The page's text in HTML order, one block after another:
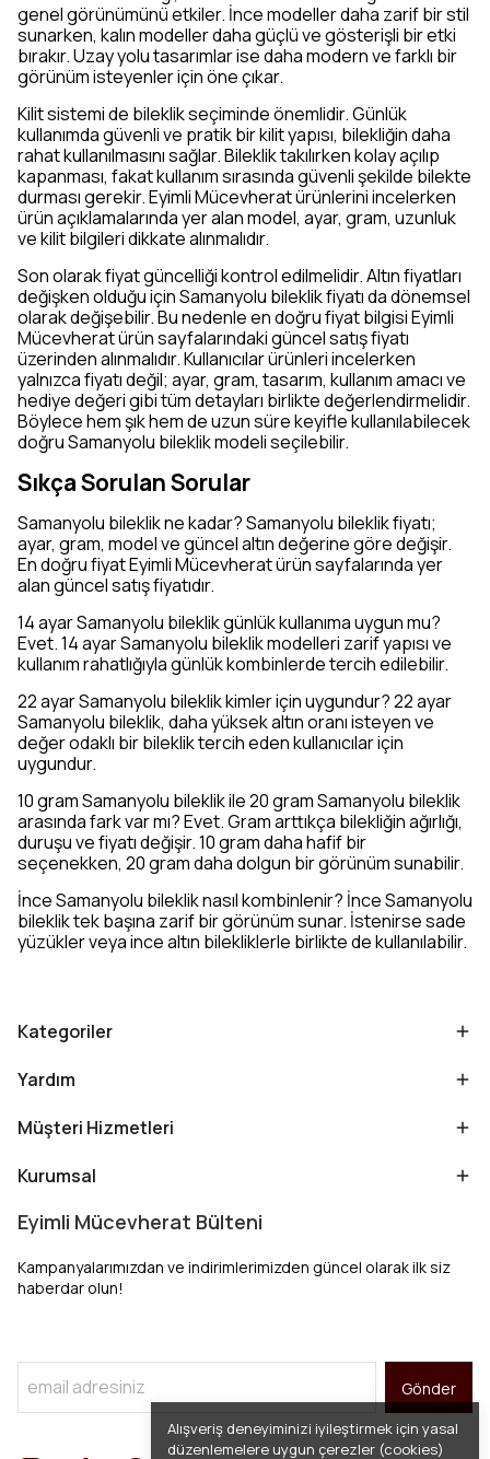
Alışveriş deneyiminizi iyileştirmek için yasal
düzenlemelere uygun çerezler (cookies)
genel görünümünü etkiler. İnce modeller daha zarif bir stil
sunarken, kalın modeller daha güçlü ve gösterişli bir etki
bırakır. Uzay yolu tasarımlar ise daha modern ve farklı bir
görünüm isteyenler için öne çıkar.
Kilit sistemi de bileklik seçiminde önemlidir. Günlük
kullanımda güvenli ve pratik bir kilit yapısı, bilekliğin daha
rahat kullanılmasını sağlar. Bileklik takılırken kolay açılıp
kapanması, fakat kullanım sırasında güvenli şekilde bilekte
durması gerekir. Eyimli Mücevherat ürünlerini incelerken
ürün açıklamalarında yer alan model, ayar, gram, uzunluk
ve kilit bilgileri dikkate alınmalıdır.
Son olarak fiyat güncelliği kontrol edilmelidir. Altın fiyatları
değişken olduğu için Samanyolu bileklik fiyatı da dönemsel
olarak değişebilir. Bu nedenle en doğru fiyat bilgisi Eyimli
Mücevherat ürün sayfalarındaki güncel satış fiyatı
üzerinden alınmalıdır. Kullanıcılar ürünleri incelerken
yalnızca fiyatı değil; ayar, gram, tasarım, kullanım amacı ve
hediye değeri gibi tüm detayları birlikte değerlendirmelidir.
Böylece hem şık hem de uzun süre keyifle kullanılabilecek
doğru Samanyolu bileklik modeli seçilebilir.
Sıkça Sorulan Sorular
Samanyolu bileklik ne kadar? Samanyolu bileklik fiyatı;
ayar, gram, model ve güncel altın değerine göre değişir.
En doğru fiyat Eyimli Mücevherat ürün sayfalarında yer
alan güncel satış fiyatıdır.
14 ayar Samanyolu bileklik günlük kullanıma uygun mu?
Evet. 14 ayar Samanyolu bileklik modelleri zarif yapısı ve
kullanım rahatlığıyla günlük kombinlerde tercih edilebilir.
22 ayar Samanyolu bileklik kimler için uygundur? 22 ayar
Samanyolu bileklik, daha yüksek altın oranı isteyen ve
değer odaklı bir bileklik tercih eden kullanıcılar için
uygundur.
10 gram Samanyolu bileklik ile 20 gram Samanyolu bileklik
arasında fark var mı? Evet. Gram arttıkça bilekliğin ağırlığı,
duruşu ve fiyatı değişir. 10 gram daha hafif bir
seçenekken, 20 gram daha dolgun bir görünüm sunabilir.
İnce Samanyolu bileklik nasıl kombinlenir? İnce Samanyolu
bileklik tek başına zarif bir görünüm sunar. İstenirse sade
yüzükler veya ince altın bilekliklerle birlikte de kullanılabilir.
Kategoriler
Yardım
Müşteri Hizmetleri
Kurumsal
Eyimli Mücevherat Bülteni
Kampanyalarımızdan ve indirimlerimizden güncel olarak ilk siz
haberdar olun!
Gönder